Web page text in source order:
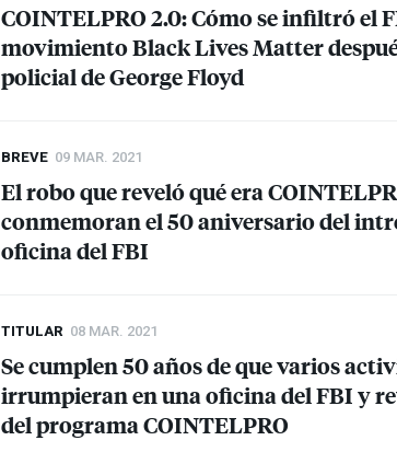
COINTELPRO2.0: Cómo se infiltró el
movimiento Black Lives Matter
policial de George Floyd
BREVE 09 MAR. 2021
El robo que reveló qué era
conmemoran el 50 aniversario del
oficina delFBI
TITULAR 08 MAR. 2021
Se cumplen 50 años de que varios
irrumpieran en una oficina delFBIy
del programaCOINTELPRO